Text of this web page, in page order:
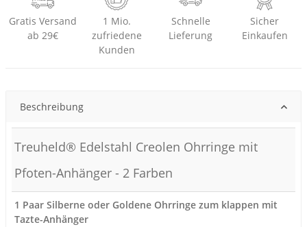
Gratis Versand
ab 29€
1 Mio.
zufriedene
Kunden
Schnelle
Lieferung
Sicher
Einkaufen
Beschreibung
Treuheld® Edelstahl Creolen Ohrringe mit
Pfoten-Anhänger - 2 Farben
1 Paar Silberne oder Goldene Ohrringe zum klappen mit
Tazte-Anhänger